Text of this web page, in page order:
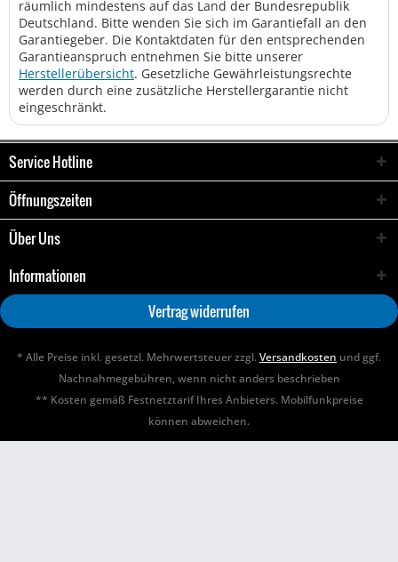
räumlich mindestens auf das Land der Bundesrepublik
Deutschland. Bitte wenden Sie sich im Garantiefall an den
Garantiegeber. Die Kontaktdaten für den entsprechenden
Garantieanspruch entnehmen Sie bitte unserer
Herstellerübersicht. Gesetzliche Gewährleistungsrechte
werden durch eine zusätzliche Herstellergarantie nicht
eingeschränkt.
Service Hotline
Öffnungszeiten
Über Uns
Informationen
Vertrag widerrufen
* Alle Preise inkl. gesetzl. Mehrwertsteuer zzgl.Versandkosten und ggf.
Nachnahmegebühren, wenn nicht anders beschrieben
** Kosten gemäß Festnetztarif Ihres Anbieters. Mobilfunkpreise
können abweichen.